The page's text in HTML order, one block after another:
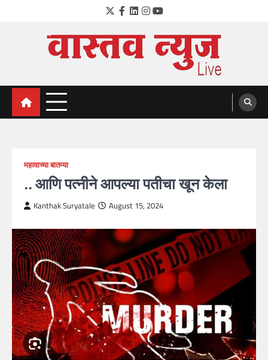
Twitter
Facebook
LinkedIn
Instagram
YouTube
VastavNEWSLive.com
a leading NEWS portal of Maharahstra
महत्वाच्या बातम्या
.. आणि पत्नीने आपल्या पतीचा खून केला
Kanthak Suryatale August 15, 2024